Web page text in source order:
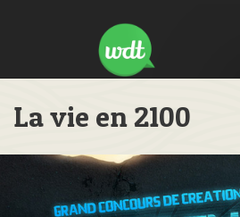
La vie en 2100